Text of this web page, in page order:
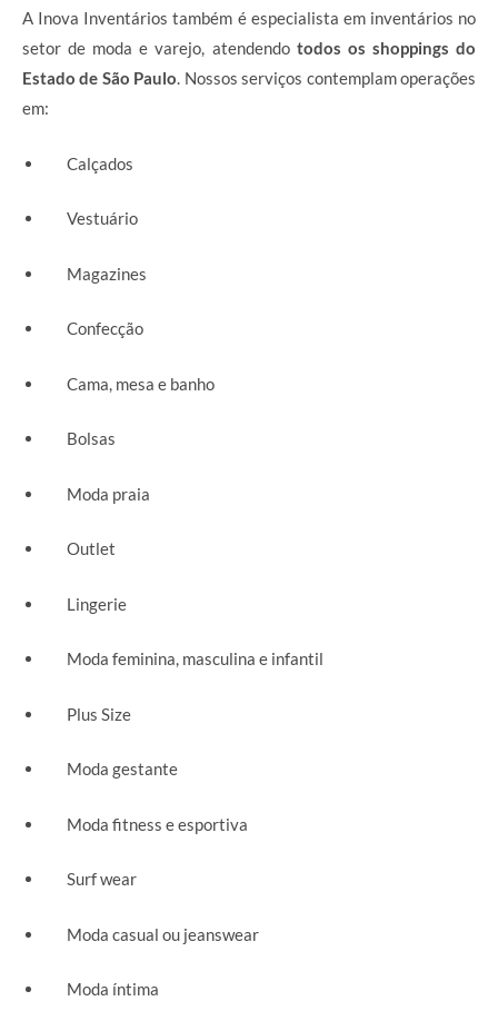
A Inova Inventários também é especialista em inventários no
setor de moda e varejo, atendendo todos os shoppings do
Estado de São Paulo. Nossos serviços contemplam operações
em:
Calçados
Vestuário
Magazines
Confecção
Cama, mesa e banho
Bolsas
Moda praia
Outlet
Lingerie
Moda feminina, masculina e infantil
Plus Size
Moda gestante
Moda fitness e esportiva
Surf wear
Moda casual ou jeanswear
Moda íntima